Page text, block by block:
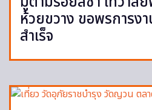
ห้วยขวาง ขอพรการง
สำเร็จ